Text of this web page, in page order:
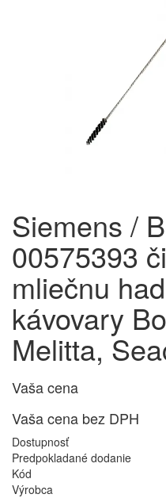
Siemens /
00575393
mliečnu
kávovary
Melitta,
Vaša cena
Vaša cena bez DPH
Dostupnosť
Predpokladané dodanie
Kód
Výrobca